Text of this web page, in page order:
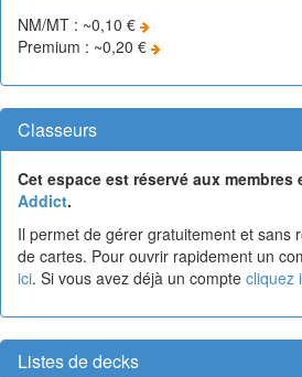
NM/MT : ~0,10 €
Premium : ~0,20 €
Classeurs
Cet espace est réservé aux
Addict.
Il permet de gérer gratuitement et sans
de cartes. Pour ouvrir rapidement un
ici. Si vous avez déjà un compte cliquez
Listes de decks